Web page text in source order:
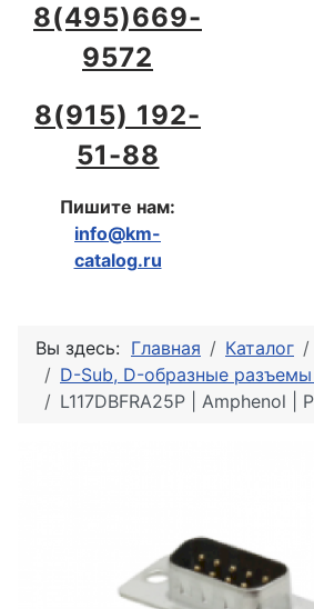
8(495)669-
9572
8(915) 192-
51-88
Пишите нам:
info@km-
catalog.ru
Вы здесь: Главная Каталог
D-Sub, D-образные
L117DBFRA25P | Amphenol |